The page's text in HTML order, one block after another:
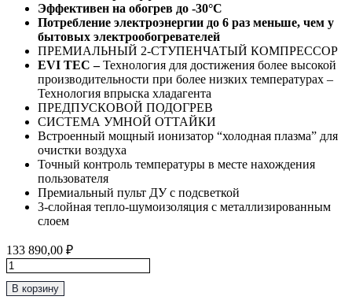
Эффективен на обогрев до -30°C
Потребление электроэнергии до 6 раз меньше, чем у
бытовых электрообогревателей
ПРЕМИАЛЬНЫЙ 2-СТУПЕНЧАТЫЙ КОМПРЕССОР
EVI TEC –Технология для достижения более высокой
производительности при более низких температурах –
Технология впрыска хладагента
ПРЕДПУСКОВОЙ ПОДОГРЕВ
СИСТЕМА УМНОЙ ОТТАЙКИ
Встроенный мощный ионизатор “холодная плазма” для
очистки воздуха
Точный контроль температуры в месте нахождения
пользователя
Премиальный пульт ДУ с подсветкой
3-слойная тепло-шумоизоляция с металлизированным
слоем
133 890,00 ₽
Количество
товара
Тепловой
В корзину